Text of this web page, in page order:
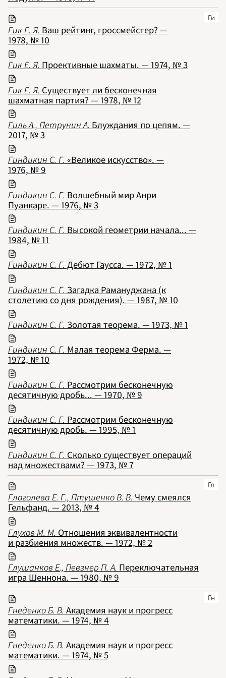
2026
Ги
Гик Е. Я. Ваш рейтинг, гроссмейстер? —
1978, № 10
Гик Е. Я. Проективные шахматы. — 1974, № 3
Гик Е. Я. Существует ли бесконечная
шахматная партия? — 1978, № 12
Гиль А., Петрунин А. Блуждания по цепям. —
2017, № 3
Гиндикин С. Г. «Великое искусство». —
1976, № 9
Гиндикин С. Г. Волшебный мир Анри
Пуанкаре. — 1976, № 3
Гиндикин С. Г. Высокой геометрии начала... —
1984, № 11
Гиндикин С. Г. Дебют Гаусса. — 1972, № 1
Гиндикин С. Г. Загадка Рамануджана (к
столетию со дня рождения). — 1987, № 10
Гиндикин С. Г. Золотая теорема. — 1973, № 1
Гиндикин С. Г. Малая теорема Ферма. —
1972, № 10
Гиндикин С. Г. Рассмотрим бесконечную
десятичную дробь... — 1970, № 9
Гиндикин С. Г. Рассмотрим бесконечную
десятичную дробь. — 1995, № 1
Гиндикин С. Г. Сколько существует операций
над множествами? — 1973, № 7
Гл
Глаголева Е. Г., Птушенко В. В. Чему смеялся
Гельфанд. — 2013, № 4
Глухов М. М. Отношения эквивалентности
и разбиения множеств. — 1972, № 2
Глушанков Е., Певзнер П. А. Переключательная
игра Шеннона. — 1980, № 9
Гн
Гнеденко Б. В. Академия наук и прогресс
математики. — 1974, № 4
Гнеденко Б. В. Академия наук и прогресс
математики. — 1974, № 5